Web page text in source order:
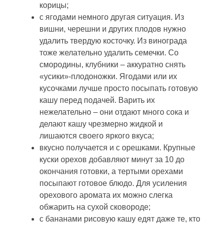
корицы;
с ягодами немного другая ситуация. Из
вишни, черешни и других плодов нужно
удалить твердую косточку. Из винограда
тоже желательно удалить семечки. Со
смородины, клубники – аккуратно снять
«усики»-плодоножки. Ягодами или их
кусочками лучше просто посыпать готовую
кашу перед подачей. Варить их
нежелательно – они отдают много сока и
делают кашу чрезмерно жидкой и
лишаются своего яркого вкуса;
вкусно получается и с орешками. Крупные
куски орехов добавляют минут за 10 до
окончания готовки, а тертыми орехами
посыпают готовое блюдо. Для усиления
орехового аромата их можно слегка
обжарить на сухой сковороде;
с бананами рисовую кашу едят даже те, кто